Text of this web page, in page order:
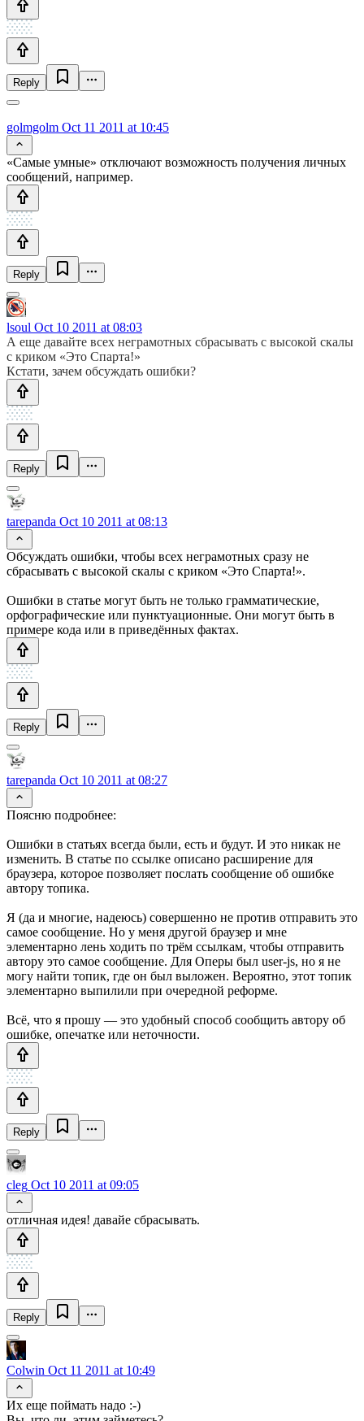
Reply
golmgolm Oct 11 2011 at 10:45
«Самые умные» отключают возможность получения личных
сообщений, например.
Reply
lsoul Oct 10 2011 at 08:03
А еще давайте всех неграмотных сбрасывать с высокой скалы
с криком «Это Спарта!»
Кстати, зачем обсуждать ошибки?
Reply
tarepanda Oct 10 2011 at 08:13
Обсуждать ошибки, чтобы всех неграмотных сразу не
сбрасывать с высокой скалы с криком «Это Спарта!».
Ошибки в статье могут быть не только грамматические,
орфографические или пунктуационные. Они могут быть в
примере кода или в приведённых фактах.
Reply
tarepanda Oct 10 2011 at 08:27
Поясню подробнее:
Ошибки в статьях всегда были, есть и будут. И это никак не
изменить. В статье по ссылке описано расширение для
браузера, которое позволяет послать сообщение об ошибке
автору топика.
Я (да и многие, надеюсь) совершенно не против отправить это
самое сообщение. Но у меня другой браузер и мне
элементарно лень ходить по трём ссылкам, чтобы отправить
автору это самое сообщение. Для Оперы был user-js, но я не
могу найти топик, где он был выложен. Вероятно, этот топик
элементарно выпилили при очередной реформе.
Всё, что я прошу — это удобный способ сообщить автору об
ошибке, опечатке или неточности.
Reply
cleg Oct 10 2011 at 09:05
отличная идея! давайе сбрасывать.
Reply
Colwin Oct 11 2011 at 10:49
Их еще поймать надо :-)